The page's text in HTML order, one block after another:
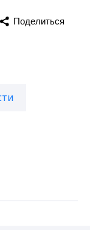
Поделиться